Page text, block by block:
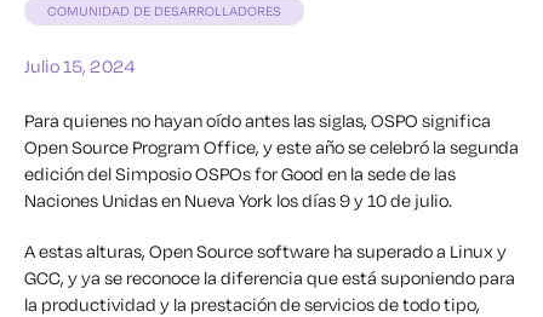
COMUNIDAD DE DESARROLLADORES
Julio 15, 2024
Para quienes no hayan oído antes las siglas, OSPO significa
Open Source Program Office, y este año se celebró la segunda
edición del Simposio OSPOs for Good en la sede de las
Naciones Unidas en Nueva York los días 9 y 10 de julio.
A estas alturas, Open Source software ha superado a Linux y
GCC, y ya se reconoce la diferencia que está suponiendo para
la productividad y la prestación de servicios de todo tipo,